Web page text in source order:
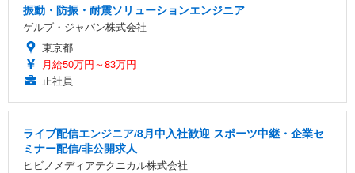
振動・防振・耐震ソリューションエンジニア
ゲルブ・ジャパン株式会社
東京都
月給50万円～83万円
正社員
ライブ配信エンジニア/8月中入社歓迎 スポーツ中継・企業セ
ミナー配信/非公開求人
ヒビノメディアテクニカル株式会社